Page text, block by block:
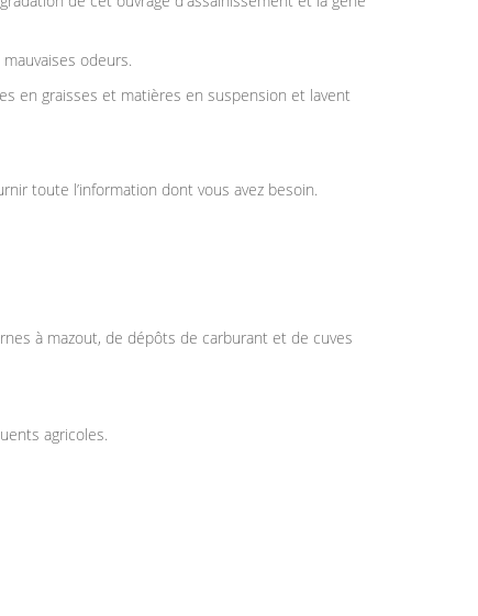
odeurs.
en graisses et matières en suspension et lavent
toute l’information dont vous avez besoin.
à mazout, de dépôts de carburant et de cuves
agricoles.